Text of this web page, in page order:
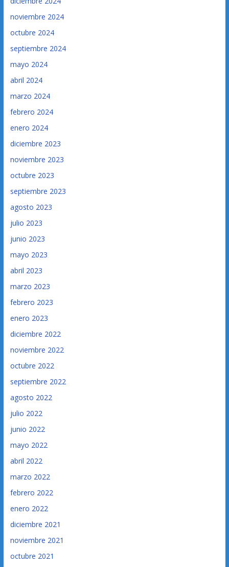
noviembre 2024
octubre 2024
septiembre 2024
mayo 2024
abril 2024
marzo 2024
febrero 2024
enero 2024
diciembre 2023
noviembre 2023
octubre 2023
septiembre 2023
agosto 2023
julio 2023
junio 2023
mayo 2023
abril 2023
marzo 2023
febrero 2023
enero 2023
diciembre 2022
noviembre 2022
octubre 2022
septiembre 2022
agosto 2022
julio 2022
junio 2022
mayo 2022
abril 2022
marzo 2022
febrero 2022
enero 2022
diciembre 2021
noviembre 2021
octubre 2021